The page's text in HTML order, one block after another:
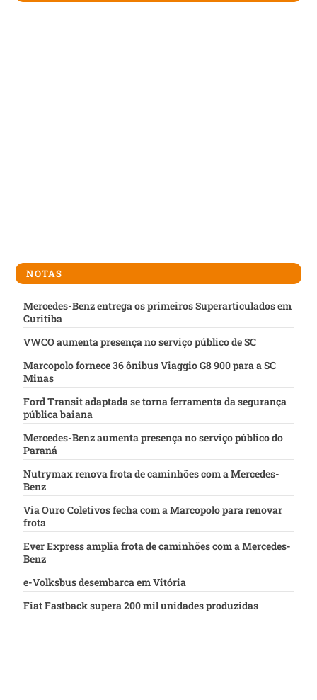
NOTAS
Mercedes-Benz entrega os primeiros Superarticulados em
Curitiba
VWCO aumenta presença no serviço público de SC
Marcopolo fornece 36 ônibus Viaggio G8 900 para a SC
Minas
Ford Transit adaptada se torna ferramenta da segurança
pública baiana
Mercedes-Benz aumenta presença no serviço público do
Paraná
Nutrymax renova frota de caminhões com a Mercedes-
Benz
Via Ouro Coletivos fecha com a Marcopolo para renovar
frota
Ever Express amplia frota de caminhões com a Mercedes-
Benz
e-Volksbus desembarca em Vitória
Fiat Fastback supera 200 mil unidades produzidas